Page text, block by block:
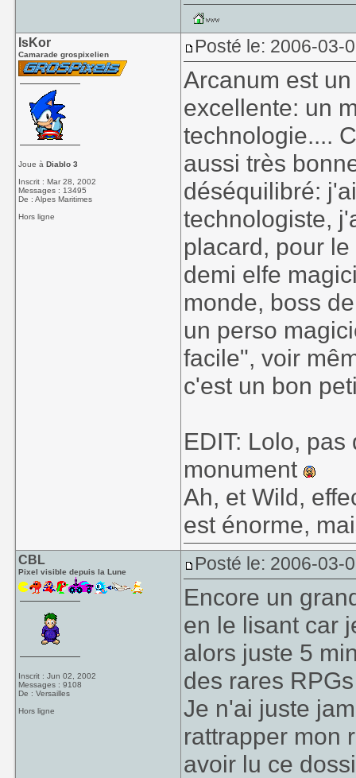
IsKor
Camarade grospixelien
Joue àDiablo 3
Inscrit : Mar 28, 2002
Messages : 13495
De : Alpes Maritimes
Hors ligne
Posté le: 2006-03-
Arcanum est
excellente: un
technologie....
aussi très
déséquilibré:
technologiste,
placard, pour
demi elfe
monde, boss
un perso
facile", voir
c'est un bon
EDIT: Lolo,
monument
Ah, et Wild,
est énorme,
CBL
Pixel visible depuis la Lune
Inscrit : Jun 02, 2002
Messages : 9108
De : Versailles
Hors ligne
Posté le: 2006-03-
Encore un
en le lisant car
alors juste 5
des rares
Je n'ai juste
rattrapper mon
avoir lu ce